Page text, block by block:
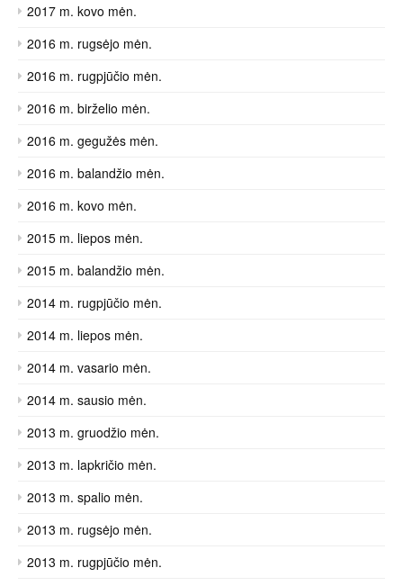
2017 m. kovo mėn.
2016 m. rugsėjo mėn.
2016 m. rugpjūčio mėn.
2016 m. birželio mėn.
2016 m. gegužės mėn.
2016 m. balandžio mėn.
2016 m. kovo mėn.
2015 m. liepos mėn.
2015 m. balandžio mėn.
2014 m. rugpjūčio mėn.
2014 m. liepos mėn.
2014 m. vasario mėn.
2014 m. sausio mėn.
2013 m. gruodžio mėn.
2013 m. lapkričio mėn.
2013 m. spalio mėn.
2013 m. rugsėjo mėn.
2013 m. rugpjūčio mėn.